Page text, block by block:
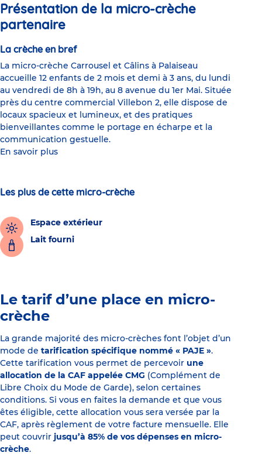
Présentation de la micro-crèche
partenaire
La crèche en bref
La micro-crèche Carrousel et Câlins à Palaiseau
accueille 12 enfants de 2 mois et demi à 3 ans, du lundi
au vendredi de 8h à 19h, au 8 avenue du 1er Mai. Située
près du centre commercial Villebon 2, elle dispose de
locaux spacieux et lumineux, et des pratiques
bienveillantes comme le portage en écharpe et la
communication gestuelle.
En savoir plus
Les plus de cette micro-crèche
Espace extérieur
Lait fourni
Le tarif d’une place en micro-
crèche
La grande majorité des micro-crèches font l’objet d’un
mode de tarification spécifique nommé « PAJE ».
Cette tarification vous permet de percevoir une
allocation de la CAF appelée CMG (Complément de
Libre Choix du Mode de Garde), selon certaines
conditions. Si vous en faites la demande et que vous
êtes éligible, cette allocation vous sera versée par la
CAF, après règlement de votre facture mensuelle. Elle
peut couvrir jusqu’à 85% de vos dépenses en micro-
crèche.